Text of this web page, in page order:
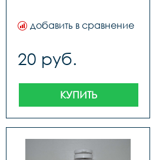
добавить в сравнение
20 руб.
КУПИТЬ